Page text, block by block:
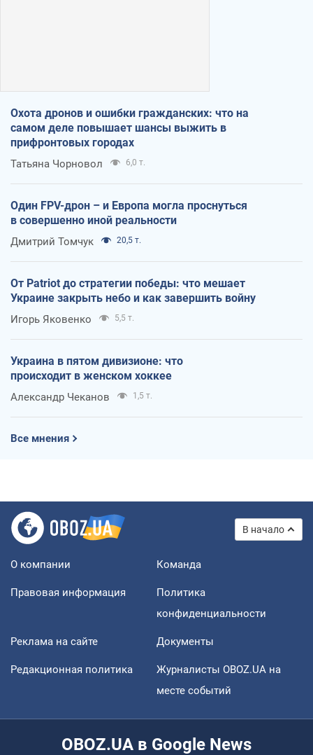
Охота дронов и ошибки гражданских: что на
самом деле повышает шансы выжить в
прифронтовых городах
Татьяна Чорновол 6,0 т.
Один FPV-дрон – и Европа могла проснуться
в совершенно иной реальности
Дмитрий Томчук 20,5 т.
От Patriot до стратегии победы: что мешает
Украине закрыть небо и как завершить войну
Игорь Яковенко 5,5 т.
Украина в пятом дивизионе: что
происходит в женском хоккее
Александр Чеканов 1,5 т.
Все мнения
В начало
О компании Команда
Правовая информация
Политика
конфиденциальности
Реклама на сайте Документы
Редакционная политика
Журналисты OBOZ.UA на
месте событий
OBOZ.UA в Google News